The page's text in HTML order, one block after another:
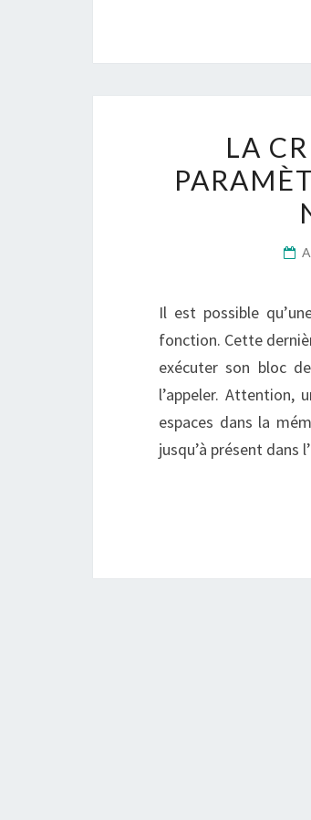
LA
Il est possible
fonction. Cette
exécuter son bloc
l’appeler. Attention,
espaces dans la
jusqu’à présent dans